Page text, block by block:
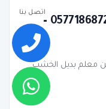
أسعار بديل الخشب جدة | 0577186872 –
عن معلم بديل الخشب
اتصل بنا